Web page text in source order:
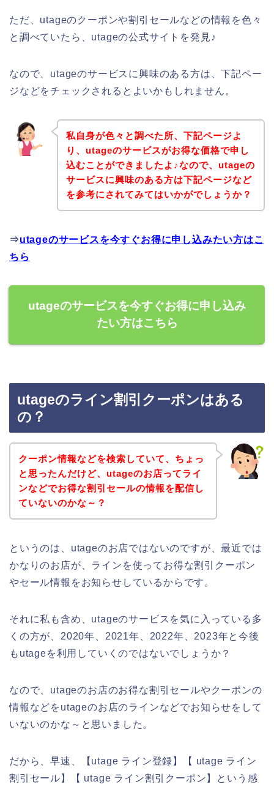
ただ、utageのクーポンや割引セールなどの情報を色々
と調べていたら、utageの公式サイトを発見♪
なので、utageのサービスに興味のある方は、下記ペー
ジなどをチェックされるとよいかもしれません。
私自身が色々と調べた所、下記ページよ
り、utageのサービスがお得な価格で申し
込むことができましたよ♪なので、utageの
サービスに興味のある方は下記ページなど
を参考にされてみてはいかがでしょうか？
⇒utageのサービスを今すぐお得に申し込みたい方はこ
ちら
utageのサービスを今すぐお得に申し込み
たい方はこちら
utageのライン割引クーポンはある
の？
クーポン情報などを検索していて、ちょっ
と思ったんだけど、utageのお店ってライ
ンなどでお得な割引セールの情報を配信し
ていないのかな～？
というのは、utageのお店ではないのですが、最近では
かなりのお店が、ラインを使ってお得な割引クーポン
やセール情報をお知らせしているからです。
それに私も含め、utageのサービスを気に入っている多
くの方が、2020年、2021年、2022年、2023年と今後
もutageを利用していくのではないでしょうか？
なので、utageのお店のお得な割引セールやクーポンの
情報などをutageのお店のラインなどでお知らせをして
いないのかな～と思いました。
だから、早速、【utage ライン登録】【 utage ライン
割引セール】【 utage ライン割引クーポン】という感